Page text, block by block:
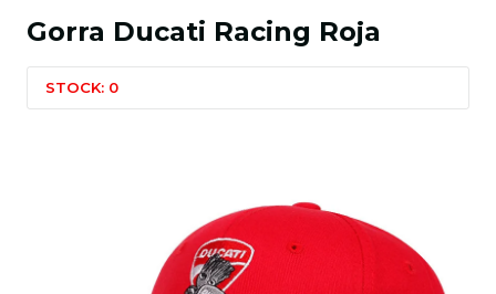
Gorra Ducati Racing Roja
STOCK: 0